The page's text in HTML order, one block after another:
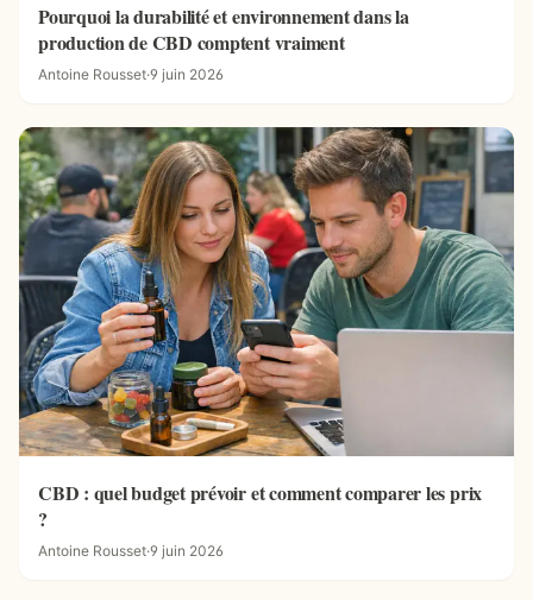
Pourquoi la durabilité et environnement dans la
production de CBD comptent vraiment
Antoine Rousset·9 juin 2026
CBD : quel budget prévoir et comment comparer les prix
?
Antoine Rousset·9 juin 2026